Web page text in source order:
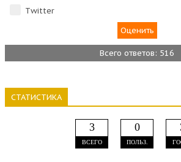
Тwitter
Всего ответов: 516
СТАТИСТИКА
3
ВСЕГО
0
ПОЛЬЗ.